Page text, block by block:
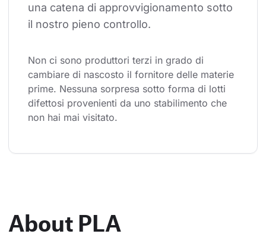
una catena di approvvigionamento sotto
il nostro pieno controllo.
Non ci sono produttori terzi in grado di
cambiare di nascosto il fornitore delle materie
prime. Nessuna sorpresa sotto forma di lotti
difettosi provenienti da uno stabilimento che
non hai mai visitato.
About PLA